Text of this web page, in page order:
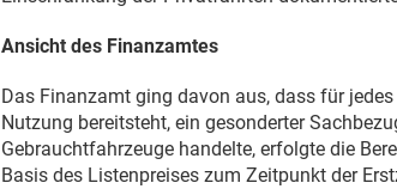
Ansicht des Finanzamtes
Das Finanzamt ging davon aus, dass für
Nutzung bereitsteht, ein gesonderter
Gebrauchtfahrzeuge handelte, erfolgte die
Basis des Listenpreises zum Zeitpunkt der